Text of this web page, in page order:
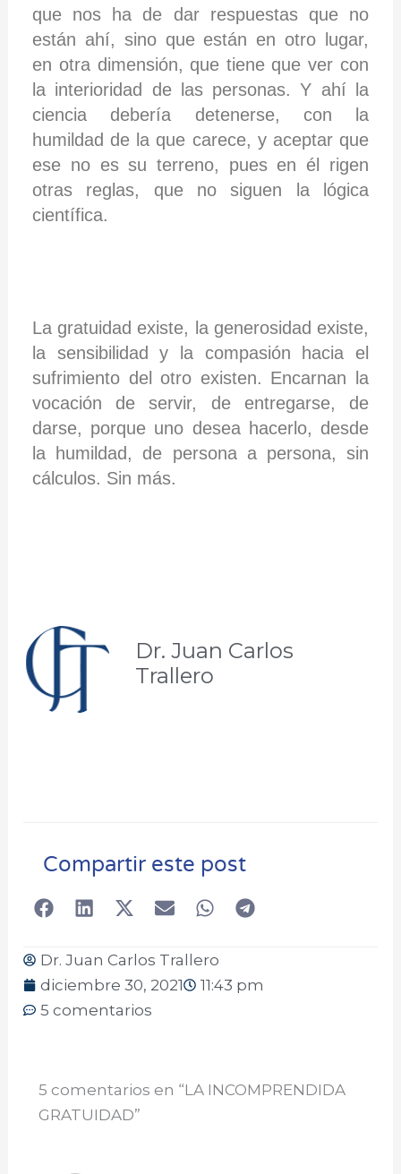
que nos ha de dar respuestas que no
están ahí, sino que están en otro lugar,
en otra dimensión, que tiene que ver con
la interioridad de las personas. Y ahí la
ciencia debería detenerse, con la
humildad de la que carece, y aceptar que
ese no es su terreno, pues en él rigen
otras reglas, que no siguen la lógica
científica.
La gratuidad existe, la generosidad existe,
la sensibilidad y la compasión hacia el
sufrimiento del otro existen. Encarnan la
vocación de servir, de entregarse, de
darse, porque uno desea hacerlo, desde
la humildad, de persona a persona, sin
cálculos. Sin más.
Dr. Juan Carlos
Trallero
Compartir este post
Dr. Juan Carlos Trallero
diciembre 30, 2021
11:43 pm
5 comentarios
5 comentarios en “LA INCOMPRENDIDA
GRATUIDAD”